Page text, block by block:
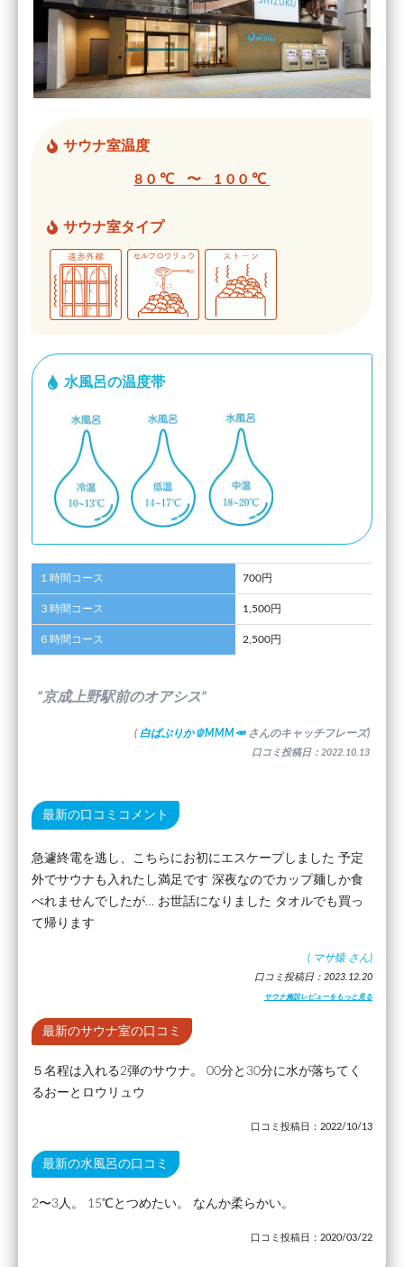
サウナ室温度
80℃ 〜 100℃
サウナ室タイプ
水風呂の温度帯
１時間コース 700円
３時間コース 1,500円
６時間コース 2,500円
”京成上野駅前のオアシス”
( 白ぱぷりか🫑MMM🥕 さんのキャッチフレーズ)
口コミ投稿日：2022.10.13
最新の口コミコメント
急遽終電を逃し、こちらにお初にエスケープしました 予定
外でサウナも入れたし満足です 深夜なのでカップ麺しか食
べれませんでしたが… お世話になりました タオルでも買っ
て帰ります
( マサ猿 さん)
口コミ投稿日：2023.12.20
サウナ施設レビューをもっと見る
最新のサウナ室の口コミ
５名程は入れる2弾のサウナ。 00分と30分に水が落ちてく
るおーとロウリュウ
口コミ投稿日：2022/10/13
最新の水風呂の口コミ
2〜3人。 15℃とつめたい。 なんか柔らかい。
口コミ投稿日：2020/03/22